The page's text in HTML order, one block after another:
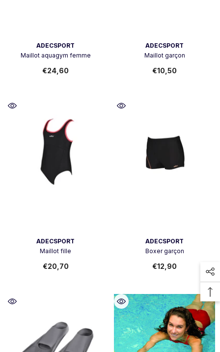
ADECSPORT
Maillot aquagym femme
€24,60
ADECSPORT
Maillot garçon
€10,50
ADECSPORT
Maillot fille
€20,70
ADECSPORT
Boxer garçon
€12,90